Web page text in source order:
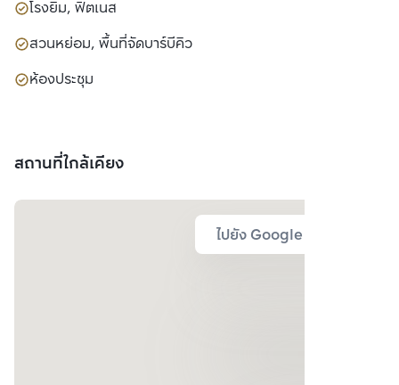
โรงยิม, ฟิตเนส
สวนหย่อม, พื้นที่จัดบาร์บีคิว
ห้องประชุม
สถานที่ใกล้เคียง
ไปยัง Google Map